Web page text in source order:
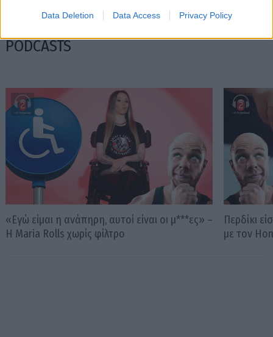
Data Deletion Data Access Privacy Policy
PODCASTS
«Εγώ είμαι η ανάπηρη, αυτοί είναι οι μ***ες» –
Η Maria Rolls χωρίς φίλτρο
Περδίκι
με τον